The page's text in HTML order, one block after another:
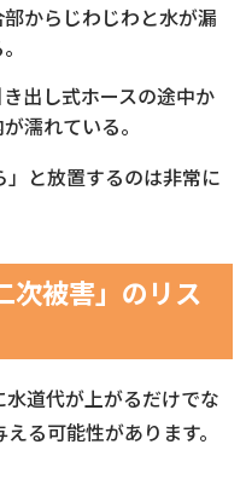
からじわじわと水が漏
出し式ホースの途中か
濡れている。
と放置するのは非常に
次被害」のリス
道代が上がるだけでな
る可能性があります。